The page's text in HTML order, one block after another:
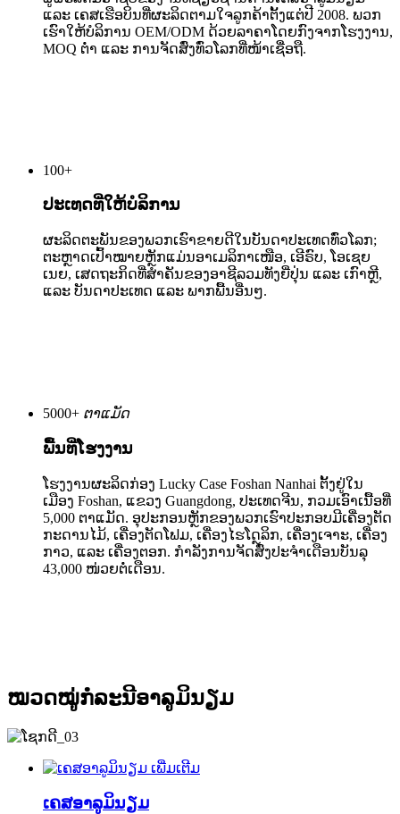
ແລະ ເຄສເຮືອບິນທີ່ຜະລິດຕາມໃຈລູກຄ້າຕັ້ງແຕ່ປີ 2008. ພວກ
ເຮົາໃຫ້ບໍລິການ OEM/ODM ດ້ວຍລາຄາໂດຍກົງຈາກໂຮງງານ,
MOQ ຕ່ຳ ແລະ ການຈັດສົ່ງທົ່ວໂລກທີ່ໜ້າເຊື່ອຖື.
100+
ປະເທດທີ່ໃຫ້ບໍລິການ
ຜະລິດຕະພັນຂອງພວກເຮົາຂາຍດີໃນບັນດາປະເທດທົ່ວໂລກ;
ຕະຫຼາດເປົ້າໝາຍຫຼັກແມ່ນອາເມລິກາເໜືອ, ເອີຣົບ, ໂອເຊຍ
ເນຍ, ເສດຖະກິດທີ່ສຳຄັນຂອງອາຊີລວມທັງຍີ່ປຸ່ນ ແລະ ເກົາຫຼີ,
ແລະ ບັນດາປະເທດ ແລະ ພາກພື້ນອື່ນໆ.
5000+ ຕາແມັດ
ພື້ນທີ່ໂຮງງານ
ໂຮງງານຜະລິດກ່ອງ Lucky Case Foshan Nanhai ຕັ້ງຢູ່ໃນ
ເມືອງ Foshan, ແຂວງ Guangdong, ປະເທດຈີນ, ກວມເອົາເນື້ອທີ່
5,000 ຕາແມັດ. ອຸປະກອນຫຼັກຂອງພວກເຮົາປະກອບມີເຄື່ອງຕັດ
ກະດານໄມ້, ເຄື່ອງຕັດໂຟມ, ເຄື່ອງໄຮໂດຼລິກ, ເຄື່ອງເຈາະ, ເຄື່ອງ
ກາວ, ແລະ ເຄື່ອງຕອກ. ກຳລັງການຈັດສົ່ງປະຈຳເດືອນບັນລຸ
43,000 ໜ່ວຍຕໍ່ເດືອນ.
ໝວດໝູ່ກໍລະນີອາລູມິນຽມ
ເພີ່ມເຕີມ
ເຄສອາລູມິນຽມ